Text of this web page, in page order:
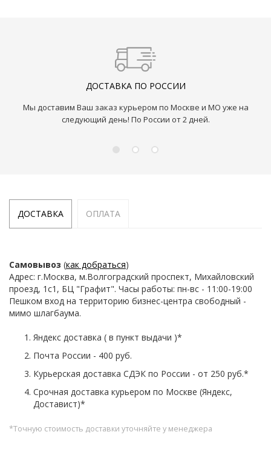
ДОСТАВКА ПО РОССИИ
Мы доставим Ваш заказ курьером по Москве и МО уже на
следующий день! По России от 2 дней.
ДОСТАВКА ОПЛАТА
Самовывоз (как добраться)
Адрес: г.Москва, м.Волгоградский проспект, Михайловский
проезд, 1с1, БЦ "Графит". Часы работы: пн-вс - 11:00-19:00
Пешком вход на территорию бизнес-центра свободный -
мимо шлагбаума.
Яндекс доставка ( в пункт выдачи )*
Почта России - 400 руб.
Курьерская доставка СДЭК по России - от 250 руб.*
Срочная доставка курьером по Москве (Яндекс,
Доставист)*
*Точную стоимость доставки уточняйте у менеджера